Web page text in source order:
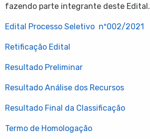
fazendo parte integrante deste Edital.
Edital Processo Seletivo nº002/2021
Retificação Edital
Resultado Preliminar
Resultado Análise dos Recursos
Resultado Final da Classificação
Termo de Homologação